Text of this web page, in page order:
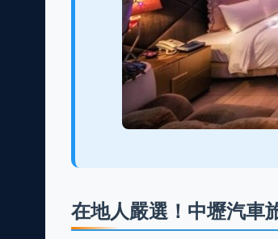
在地人嚴選！中壢汽車